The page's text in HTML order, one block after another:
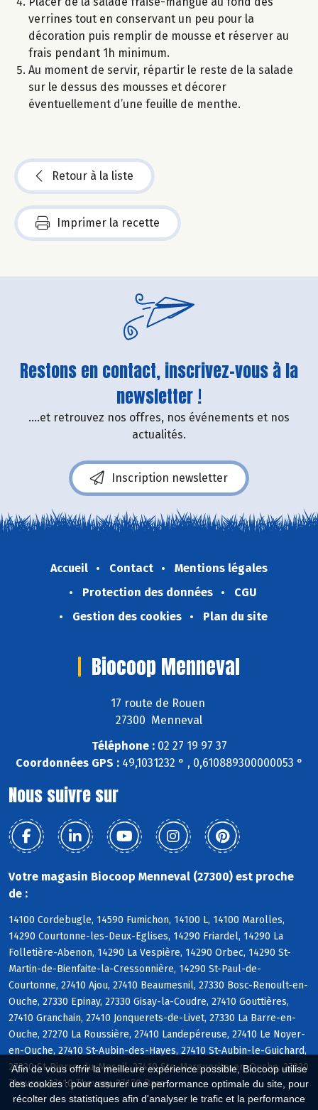
Afin de vous offrir la meilleure expérience possible, Biocoop utilise
des cookies : pour assurer une performance optimale du site, pour
récolter des statistiques afin d'analyser le trafic et la performance
verrines tout en conservant un peu pour la
décoration puis remplir de mousse et réserver au
frais pendant 1h minimum.
Au moment de servir, répartir le reste de la salade
sur le dessus des mousses et décorer
éventuellement d’une feuille de menthe.
Retour à la liste
Imprimer la recette
Restons en contact, inscrivez-vous à la
newsletter !
....et retrouvez nos offres, nos événements et nos
actualités.
Inscription newsletter
Accueil Contact
Mentions légales
Protection des données
CGU
Gestion des cookies
Plan du site
Biocoop Menneval
17 route de Rouen
27300 Menneval
Téléphone :02 27 19 97 37
Coordonnées GPS :49,1031232 ° , 0,610889300000053 °
Nous suivre sur
Votre magasin Biocoop Menneval (27300) est proche
de :
14100 Cordebugle, 14590 Fumichon, 14100 L, 14100 Marolles,
14290 Courtonne-les-Deux-Eglises, 14290 Friardel, 14290 La
Folletière-Abenon, 14290 La Vespière, 14290 Orbec, 14290 St-
Martin-de-Bienfaite-la-Cressonnière, 14290 St-Paul-de-
Courtonne, 27410 Ajou, 27410 Beaumesnil, 27330 Bosc-Renoult-en-
Ouche, 27330 Epinay, 27330 Gisay-la-Coudre, 27410 Gouttières,
27410 Granchain, 27410 Jonquerets-de-Livet, 27330 La Barre-en-
Ouche, 27270 La Roussière, 27410 Landepéreuse, 27410 Le Noyer-
en-Ouche, 27410 St-Aubin-des-Hayes, 27410 St-Aubin-le-Guichard,
27330 St-Pierre-du-Mesnil, 27410 Ste-Marguerite-en-Ouche, 27330
Thevray, 27410 Thevray, 27170 Barc